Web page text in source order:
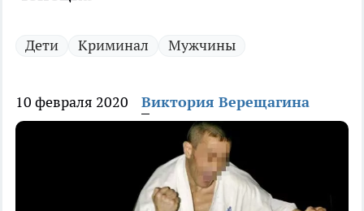
Дети Криминал Мужчины
10 февраля 2020 Виктория Верещагина